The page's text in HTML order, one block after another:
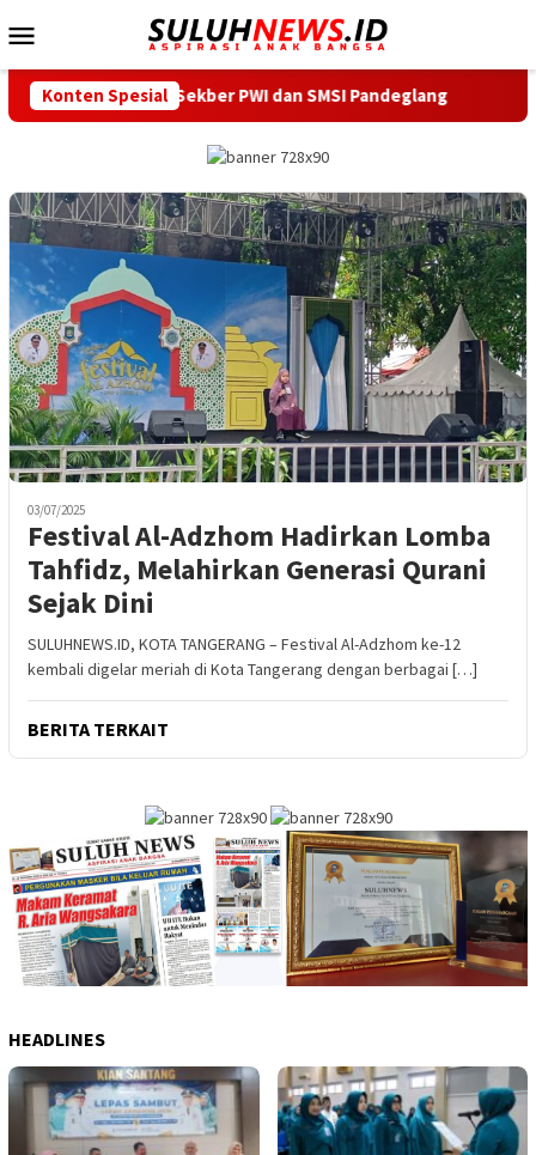
ke
Mobile
Konten Spesial
Sekber PWI dan SMSI Pandeglang Ardi Irawan
03/07/2025
Festival Al-Adzhom Hadirkan Lomba
Tahfidz, Melahirkan Generasi Qurani
Sejak Dini
SULUHNEWS.ID, KOTA TANGERANG – Festival Al-Adzhom ke-12
kembali digelar meriah di Kota Tangerang dengan berbagai […]
BERITA TERKAIT
HEADLINES